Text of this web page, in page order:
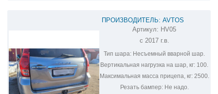
ПРОИЗВОДИТЕЛЬ: AVTOS
ФАРКОП НА HAVAL H9 HV05
Артикул: HV05
c 2017 г.в.
Тип шара: Несъемный вварной шар.
Вертикальная нагрузка на шар, кг: 100.
Максимальная масса прицепа, кг:2500.
Резать бампер:Не надо.